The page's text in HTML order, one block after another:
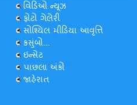
વિડિઓ ન્યૂઝ
ફોટો ગેલેરી
સોશ્યિલ મીડિયા આવૃત્તિ
કસુંબો...
ઇન્સેટ
પાછલા અંકો
જાહેરાત